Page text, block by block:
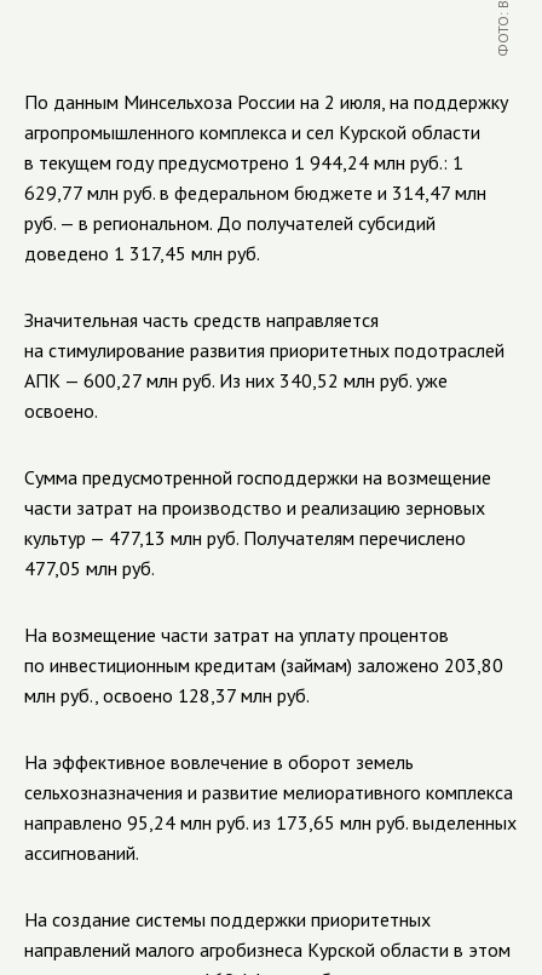
По данным Минсельхоза России на 2 июля, на поддержку
агропромышленного комплекса и сел Курской области
в текущем году предусмотрено 1 944,24 млн руб.: 1
629,77 млн руб. в федеральном бюджете и 314,47 млн
руб. — в региональном. До получателей субсидий
доведено 1 317,45 млн руб.
Значительная часть средств направляется
на стимулирование развития приоритетных подотраслей
АПК — 600,27 млн руб. Из них 340,52 млн руб. уже
освоено.
Сумма предусмотренной господдержки на возмещение
части затрат на производство и реализацию зерновых
культур — 477,13 млн руб. Получателям перечислено
477,05 млн руб.
На возмещение части затрат на уплату процентов
по инвестиционным кредитам (займам) заложено 203,80
млн руб., освоено 128,37 млн руб.
На эффективное вовлечение в оборот земель
сельхозназначения и развитие мелиоративного комплекса
направлено 95,24 млн руб. из 173,65 млн руб. выделенных
ассигнований.
На создание системы поддержки приоритетных
направлений малого агробизнеса Курской области в этом